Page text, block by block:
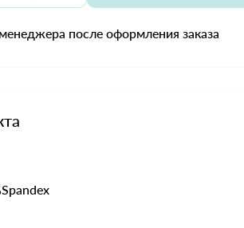
после оформления заказа